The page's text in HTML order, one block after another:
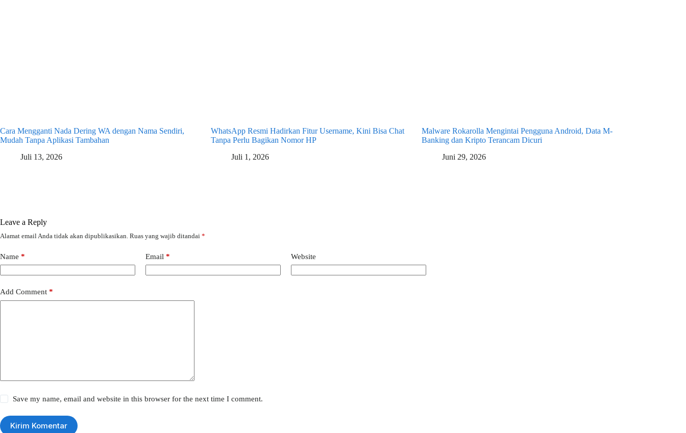
Cara Mengganti Nada Dering WA dengan Nama Sendiri,
Mudah Tanpa Aplikasi Tambahan
Juli 13, 2026
WhatsApp Resmi Hadirkan Fitur Username, Kini Bisa Chat
Tanpa Perlu Bagikan Nomor HP
Juli 1, 2026
Malware Rokarolla Mengintai Pengguna Android, Data M-
Banking dan Kripto Terancam Dicuri
Juni 29, 2026
Leave a Reply
Alamat email Anda tidak akan dipublikasikan. Ruas yang wajib ditandai *
Name * Email * Website
Add Comment *
Save my name, email and website in this browser for the next time I comment.
Kirim Komentar